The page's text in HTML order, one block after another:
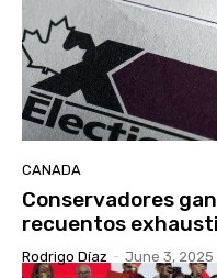
CANADA
Conservadores
recuentos
Rodrigo Díaz - June 3, 2025